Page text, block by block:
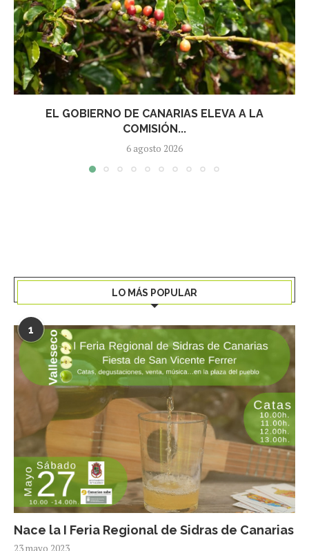
EL GOBIERNO DE CANARIAS ELEVA A LA
COMISIÓN...
6 agosto 2026
LO MÁS POPULAR
1
Nace la I Feria Regional de Sidras de Canarias
23 mayo 2023